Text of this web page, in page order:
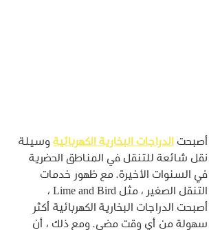
أصبحت الدراجات البخارية الكهربائية وسيلة
نقل شائعة للتنقل في المناطق الحضرية
في السنوات الأخيرة. مع ظهور خدمات
التنقل الصغير ، مثل Lime and Bird ،
أصبحت الدراجات البخارية الكهربائية أكثر
سهولة من أي وقت مضى. ومع ذلك ، أن